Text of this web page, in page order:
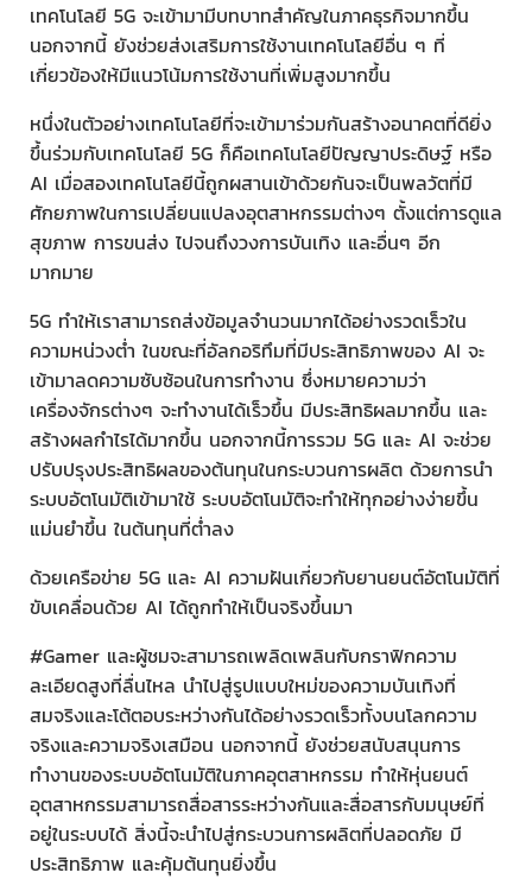
เทคโนโลยี 5G จะเข้ามามีบทบาทสำคัญในภาคธุรกิจมากขึ้น
นอกจากนี้ ยังช่วยส่งเสริมการใช้งานเทคโนโลยีอื่น ๆ ที่
เกี่ยวข้องให้มีแนวโน้มการใช้งานที่เพิ่มสูงมากขึ้น
หนึ่งในตัวอย่างเทคโนโลยีที่จะเข้ามาร่วมกันสร้างอนาคตที่ดียิ่ง
ขึ้นร่วมกับเทคโนโลยี 5G ก็คือเทคโนโลยีปัญญาประดิษฐ์ หรือ
AI เมื่อสองเทคโนโลยีนี้ถูกผสานเข้าด้วยกันจะเป็นพลวัตที่มี
ศักยภาพในการเปลี่ยนแปลงอุตสาหกรรมต่างๆ ตั้งแต่การดูแล
สุขภาพ การขนส่ง ไปจนถึงวงการบันเทิง และอื่นๆ อีก
มากมาย
5G ทำให้เราสามารถส่งข้อมูลจำนวนมากได้อย่างรวดเร็วใน
ความหน่วงต่ำ ในขณะที่อัลกอริทึมที่มีประสิทธิภาพของ AI จะ
เข้ามาลดความซับซ้อนในการทำงาน ซึ่งหมายความว่า
เครื่องจักรต่างๆ จะทำงานได้เร็วขึ้น มีประสิทธิผลมากขึ้น และ
สร้างผลกําไรได้มากขึ้น นอกจากนี้การรวม 5G และ AI จะช่วย
ปรับปรุงประสิทธิผลของต้นทุนในกระบวนการผลิต ด้วยการนำ
ระบบอัตโนมัติเข้ามาใช้ ระบบอัตโนมัติจะทำให้ทุกอย่างง่ายขึ้น
แม่นยำขึ้น ในต้นทุนที่ต่ำลง
ด้วยเครือข่าย 5G และ AI ความฝันเกี่ยวกับยานยนต์อัตโนมัติที่
ขับเคลื่อนด้วย AI ได้ถูกทำให้เป็นจริงขึ้นมา
#Gamer และผู้ชมจะสามารถเพลิดเพลินกับกราฟิกความ
ละเอียดสูงที่ลื่นไหล นำไปสู่รูปแบบใหม่ของความบันเทิงที่
สมจริงและโต้ตอบระหว่างกันได้อย่างรวดเร็วทั้งบนโลกความ
จริงและความจริงเสมือน นอกจากนี้ ยังช่วยสนับสนุนการ
ทำงานของระบบอัตโนมัติในภาคอุตสาหกรรม ทําให้หุ่นยนต์
อุตสาหกรรมสามารถสื่อสารระหว่างกันและสื่อสารกับมนุษย์ที่
อยู่ในระบบได้ สิ่งนี้จะนําไปสู่กระบวนการผลิตที่ปลอดภัย มี
ประสิทธิภาพ และคุ้มต้นทุนยิ่งขึ้น